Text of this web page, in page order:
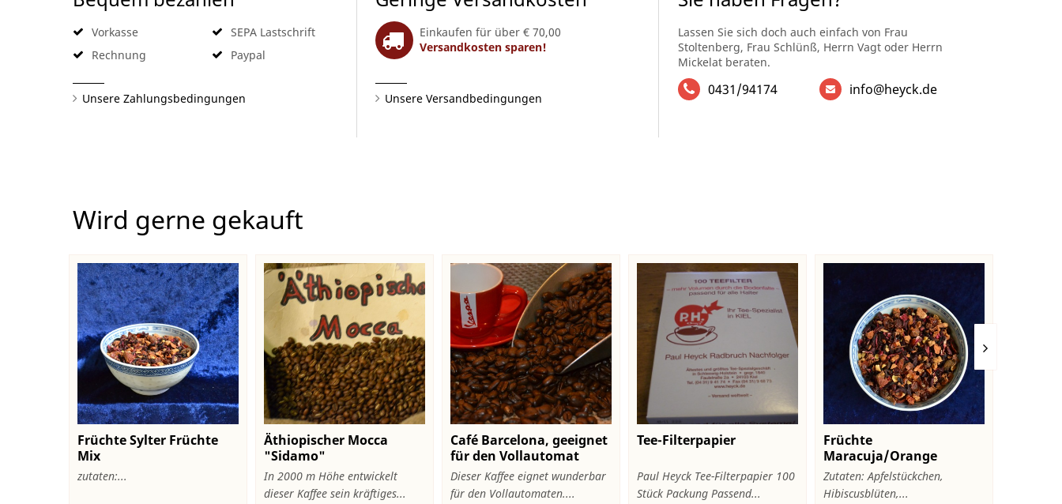
Vorkasse
Rechnung
SEPA Lastschrift
Paypal
Unsere Zahlungsbedingungen
Einkaufen für über € 70,00
Versandkosten sparen!
Unsere Versandbedingungen
Lassen Sie sich doch auch einfach von Frau
Stoltenberg, Frau Schlünß, Herrn Vagt oder Herrn
Mickelat beraten.
0431/94174 info@heyck.de
Wird gerne gekauft
Früchte Sylter Früchte
Mix
zutaten:...
Äthiopischer Mocca
"Sidamo"
In 2000 m Höhe entwickelt
dieser Kaffee sein kräftiges...
Café Barcelona, geeignet
für den Vollautomat
Dieser Kaffee eignet wunderbar
für den Vollautomaten....
Tee-Filterpapier
Paul Heyck Tee-Filterpapier 100
Stück Packung Passend...
Früchte
Maracuja/Orange
Zutaten: Apfelstückchen,
Hibiscusblüten,...